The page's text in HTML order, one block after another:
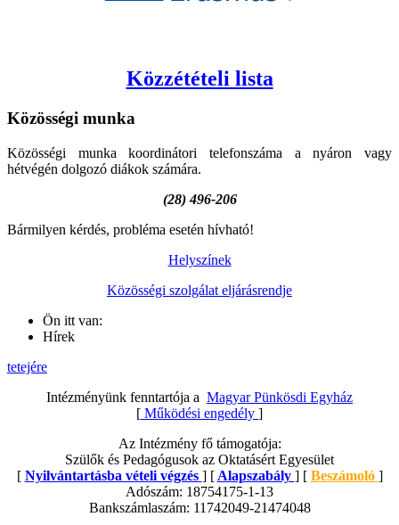
Közzétételi lista
Közösségi munka
Közösségi munka koordinátori telefonszáma a nyáron vagy
hétvégén dolgozó diákok számára.
(28) 496-206
Bármilyen kérdés, probléma esetén hívható!
Helyszínek
Közösségi szolgálat eljárásrendje
Ön itt van:
Hírek
tetejére
Intézményünk fenntartója a Magyar Pünkösdi Egyház
[ Működési engedély ]
Az Intézmény fő támogatója:
Szülők és Pedagógusok az Oktatásért Egyesület
[ Nyilvántartásba vételi végzés ] [ Alapszabály ] [ Beszámoló ]
Adószám: 18754175-1-13
Bankszámlaszám: 11742049-21474048